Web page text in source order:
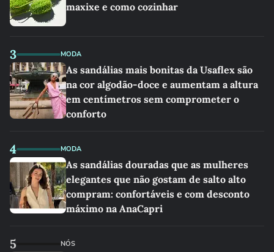
maxixe e como cozinhar
3 MODA
As sandálias mais bonitas da Usaflex são
na cor algodão-doce e aumentam a altura
em centímetros sem comprometer o
conforto
4 MODA
As sandálias douradas que as mulheres
elegantes que não gostam de salto alto
compram: confortáveis e com desconto
máximo na AnaCapri
5 NÓS